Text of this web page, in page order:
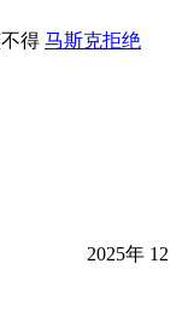
马斯克拒绝
2025年 12